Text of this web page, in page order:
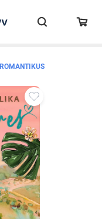
ROMANTIKUS